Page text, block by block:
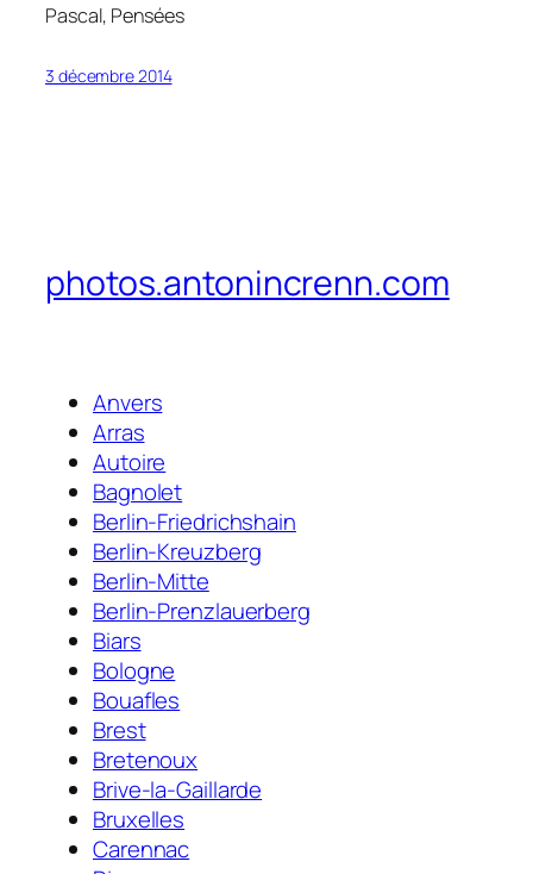
Pascal, Pensées
3 décembre 2014
photos.antonincrenn.com
Anvers
Arras
Autoire
Bagnolet
Berlin-Friedrichshain
Berlin-Kreuzberg
Berlin-Mitte
Berlin-Prenzlauerberg
Biars
Bologne
Bouafles
Brest
Bretenoux
Brive-la-Gaillarde
Bruxelles
Carennac